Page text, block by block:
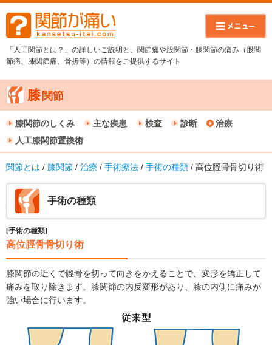
「人工関節とは？」の詳しいご説明と、関節痛や股関節・膝関節の痛み（股関
節痛、膝関節痛、骨折等）の情報をご提供するサイト
膝 関節
膝関節のしくみ 主な疾患 検査 診断
治療
人工膝関節置換術
関節とは / 膝関節 / 治療 / 手術療法 / 手術の種類 / 高位脛骨骨切り術
手術の種類
[手術の種類]
高位脛骨骨切り術
膝関節の近くで脛骨を切って向きをかえることで、変形を矯正して
痛みを取り除きます。膝関節の内反変形があり、膝の内側に痛みが
強い場合に行います。